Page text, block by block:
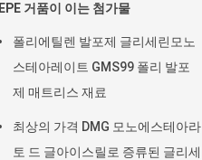
EPE 거품이 이는 첨가물
폴리에틸렌 발포제 글리세린모노
스테아레이트 GMS99 폴리 발포
제 매트리스 재료
최상의 가격 DMG 모노에스테아라
토 드 글아이스릴로 증류된 글리세